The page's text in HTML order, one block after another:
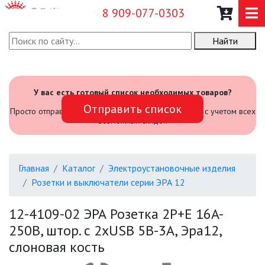
8 909-077-0303
О КОМПАНИИ
САДОВЫЙ ИНВЕНТАРЬ И
ИНСТРУМЕНТЫ
ОФИСНЫЕ ПОДВЕСНЫЕ
СВЕТИЛЬНИКИ «GEOMETRIA»
ПРОЖЕКТОРЫ
Найти
У вас есть готовый список необходимых товаров?
Просто отправьте его нам и мы посчитаем стоимость с учетом всех
возможных скидок
Отправить список
Главная Каталог
Электроустановочные изделия
Розетки и выключатели серии ЭРА 12
12-4109-02 ЭРА Розетка 2P+E 16A-
250В, штор. с 2xUSB 5В-3А, Эра12,
слоновая кость